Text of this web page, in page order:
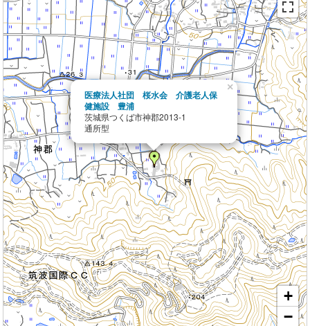
医療法人社団 桜水会 介護老人保
健施設 豊浦
茨城県つくば市神郡2013-1
通所型
×
+
−